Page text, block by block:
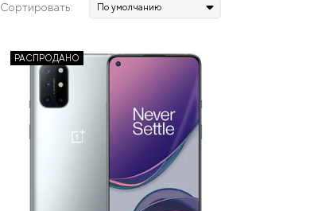
Сортировать:
РАСПРОДАНО